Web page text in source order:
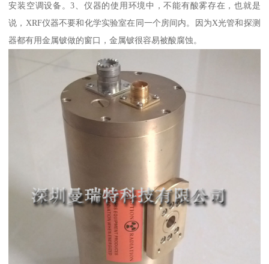
安装空调设备。3、仪器的使用环境中，不能有酸雾存在，也就是
说，XRF仪器不要和化学实验室在同一个房间内。因为X光管和探测
器都有用金属铍做的窗口，金属铍很容易被酸腐蚀。